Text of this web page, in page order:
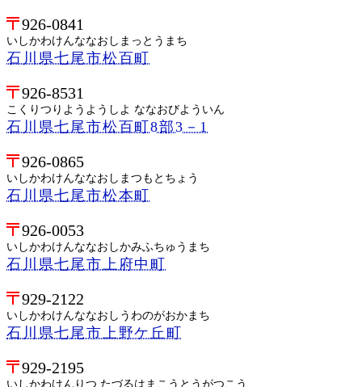
926-0841
いしかわけんななおしまっとうまち
石川県七尾市松百町
926-8531
こくりつりようようしよ ななおびよういん
石川県七尾市松百町8部3－1
926-0865
いしかわけんななおしまつもとちょう
石川県七尾市松本町
926-0053
いしかわけんななおしかみふちゅうまち
石川県七尾市上府中町
929-2122
いしかわけんななおしうわのがおかまち
石川県七尾市上野ケ丘町
929-2195
いしかわけんりつ たづるはまこうとうがつこう